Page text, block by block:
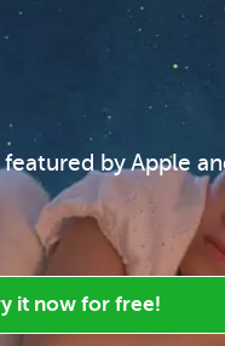
by Apple
it now for free!